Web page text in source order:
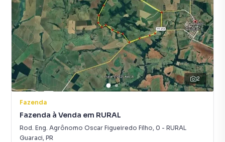
2
Fazenda
Fazenda à Venda em RURAL
Rod. Eng. Agrônomo Oscar Figueiredo Filho, 0 - RURAL
Guaraci, PR